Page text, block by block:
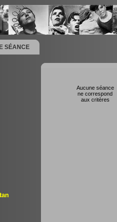
SÉANCE
Aucune séance
ne correspond
aux critères